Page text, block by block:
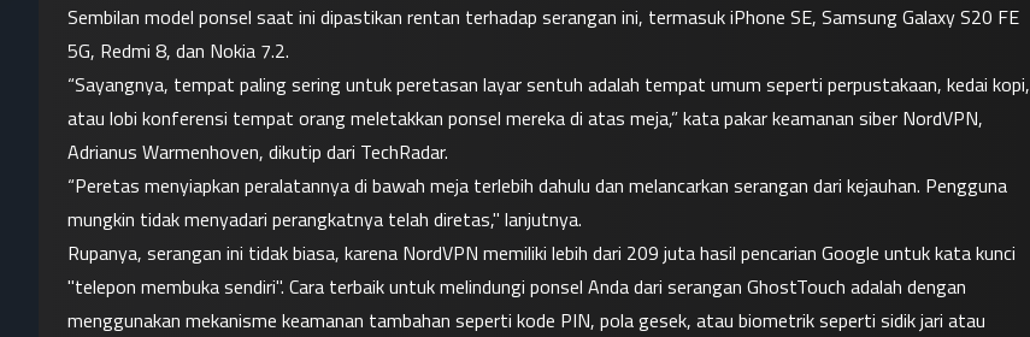
Sembilan model ponsel saat ini dipastikan rentan terhadap serangan ini, termasuk iPhone SE, Samsung Galaxy S20 FE
5G, Redmi 8, dan Nokia 7.2.
“Sayangnya, tempat paling sering untuk peretasan layar sentuh adalah tempat umum seperti perpustakaan, kedai kopi,
atau lobi konferensi tempat orang meletakkan ponsel mereka di atas meja,” kata pakar keamanan siber NordVPN,
Adrianus Warmenhoven, dikutip dari TechRadar.
“Peretas menyiapkan peralatannya di bawah meja terlebih dahulu dan melancarkan serangan dari kejauhan. Pengguna
mungkin tidak menyadari perangkatnya telah diretas," lanjutnya.
Rupanya, serangan ini tidak biasa, karena NordVPN memiliki lebih dari 209 juta hasil pencarian Google untuk kata kunci
"telepon membuka sendiri". Cara terbaik untuk melindungi ponsel Anda dari serangan GhostTouch adalah dengan
menggunakan mekanisme keamanan tambahan seperti kode PIN, pola gesek, atau biometrik seperti sidik jari atau